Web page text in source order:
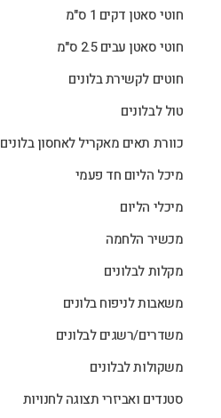
חוטי סאטן דקים 1 ס"מ
חוטי סאטן עבים 2.5 ס"מ
חוטים לקשירת בלונים
טול לבלונים
כוורת תאים מאקריל לאחסון בלונים
מיכל הליום חד פעמי
מיכלי הליום
מכשיר הלחמה
מקלות לבלונים
משאבות לניפוח בלונים
משדרים/רשגים לבלונים
משקולות לבלונים
סטנדים ואביזרי תצוגה לחנויות